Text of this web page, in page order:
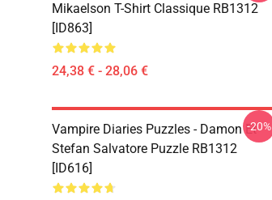
Mikaelson T-Shirt Classique RB1312
[ID863]
24,38 € - 28,06 €
Vampire Diaries Puzzles - Damon Et
Stefan Salvatore Puzzle RB1312
[ID616]
-20%